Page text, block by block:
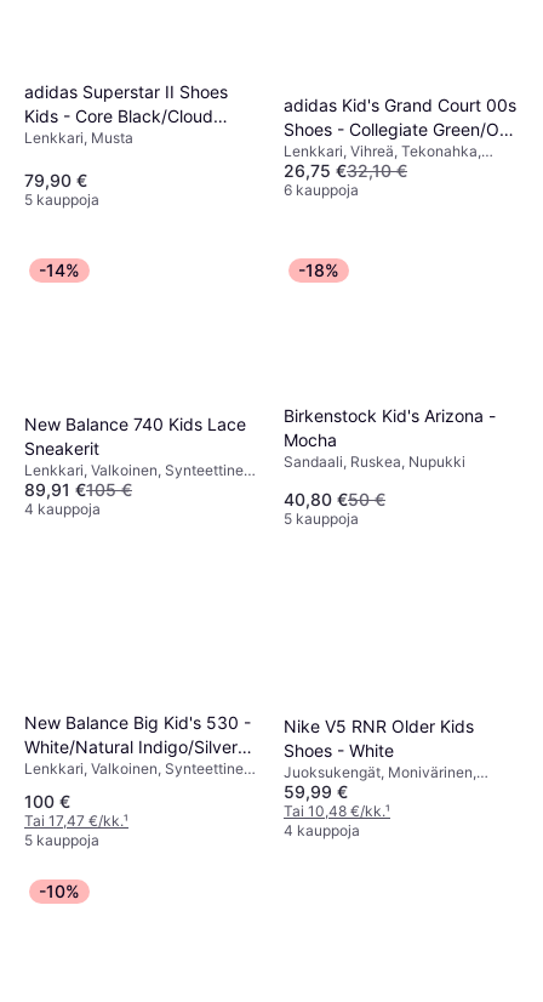
adidas Superstar II Shoes
Kids - Core Black/Cloud
White
Lenkkari, Musta
79,90 €
5 kauppoja
adidas Kid's Grand Court 00s
Shoes - Collegiate Green/Off
White/Gum
Lenkkari, Vihreä, Tekonahka,
Nahka, Säämiskä
26,75 €32,10 €
6 kauppoja
-14%
New Balance 740 Kids Lace
Sneakerit
Lenkkari, Valkoinen, Synteettinen,
Verkko
89,91 €105 €
4 kauppoja
-18%
Birkenstock Kid's Arizona -
Mocha
Sandaali, Ruskea, Nupukki
40,80 €50 €
5 kauppoja
New Balance Big Kid's 530 -
White/Natural Indigo/Silver
Metallic
Lenkkari, Valkoinen, Synteettinen,
100 €
Tai 17,47 €/kk.¹
5 kauppoja
Nike V5 RNR Older Kids
Shoes - White
Juoksukengät, Monivärinen,
Musta, Ruskea, Harmaa,
Valkoinen, Tekonahka, Kangas,
Verkko, Tekstiili, Synteettinen
59,99 €
Tai 10,48 €/kk.¹
4 kauppoja
-10%